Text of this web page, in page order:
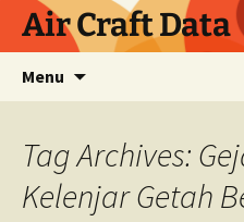
SkipAir Craft Data
Menu
Tag Archives:
Kelenjar Getah